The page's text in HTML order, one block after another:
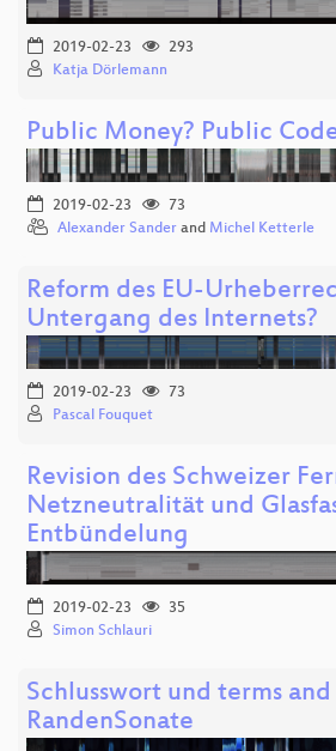
2019-02-23
293
Katja Dörlemann
Public Money? Public
2019-02-23
73
Alexander Sander and Michel Ketterle
Reform des EU-
Untergang des Internets?
2019-02-23
73
Pascal Fouquet
Revision des Schweizer
Netzneutralität und
Entbündelung
2019-02-23
35
Simon Schlauri
Schlusswort und terms
RandenSonate